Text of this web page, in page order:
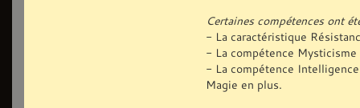
Certaines compétences ont
- La caractéristique
- La compétence
- La compétence
Magie en plus.